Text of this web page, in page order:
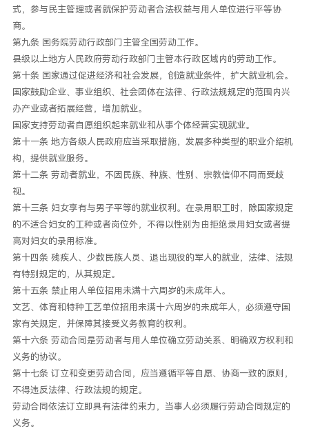
式，参与民主管理或者就保护劳动者合法权益与用人单位进行平等协
商。
第九条 国务院劳动行政部门主管全国劳动工作。
县级以上地方人民政府劳动行政部门主管本行政区域内的劳动工作。
第十条 国家通过促进经济和社会发展，创造就业条件，扩大就业机会。
国家鼓励企业、事业组织、社会团体在法律、行政法规规定的范围内兴
办产业或者拓展经营，增加就业。
国家支持劳动者自愿组织起来就业和从事个体经营实现就业。
第十一条 地方各级人民政府应当采取措施，发展多种类型的职业介绍机
构，提供就业服务。
第十二条 劳动者就业，不因民族、种族、性别、宗教信仰不同而受歧
视。
第十三条 妇女享有与男子平等的就业权利。在录用职工时，除国家规定
的不适合妇女的工种或者岗位外，不得以性别为由拒绝录用妇女或者提
高对妇女的录用标准。
第十四条 残疾人、少数民族人员、退出现役的军人的就业，法律、法规
有特别规定的，从其规定。
第十五条 禁止用人单位招用未满十六周岁的未成年人。
文艺、体育和特种工艺单位招用未满十六周岁的未成年人，必须遵守国
家有关规定，并保障其接受义务教育的权利。
第十六条 劳动合同是劳动者与用人单位确立劳动关系、明确双方权利和
义务的协议。
第十七条 订立和变更劳动合同，应当遵循平等自愿、协商一致的原则，
不得违反法律、行政法规的规定。
劳动合同依法订立即具有法律约束力，当事人必须履行劳动合同规定的
义务。